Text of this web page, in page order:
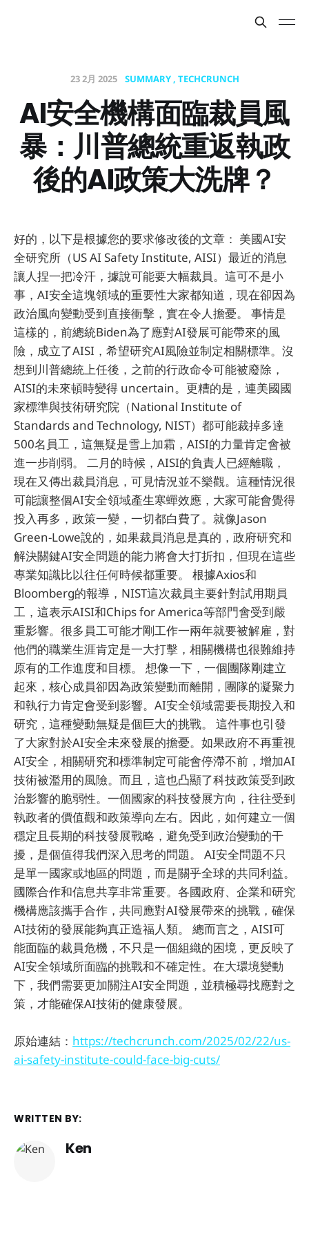
23 2月 2025 SUMMARY TECHCRUNCH
AI安全機構面臨裁員風
暴：川普總統重返執政
後的AI政策大洗牌？
好的，以下是根據您的要求修改後的文章： 美國AI安
全研究所（US AI Safety Institute, AISI）最近的消息
讓人捏一把冷汗，據說可能要大幅裁員。這可不是小
事，AI安全這塊領域的重要性大家都知道，現在卻因為
政治風向變動受到直接衝擊，實在令人擔憂。 事情是
這樣的，前總統Biden為了應對AI發展可能帶來的風
險，成立了AISI，希望研究AI風險並制定相關標準。沒
想到川普總統上任後，之前的行政命令可能被廢除，
AISI的未來頓時變得 uncertain。更糟的是，連美國國
家標準與技術研究院（National Institute of
Standards and Technology, NIST）都可能裁掉多達
500名員工，這無疑是雪上加霜，AISI的力量肯定會被
進一步削弱。 二月的時候，AISI的負責人已經離職，
現在又傳出裁員消息，可見情況並不樂觀。這種情況很
可能讓整個AI安全領域產生寒蟬效應，大家可能會覺得
投入再多，政策一變，一切都白費了。就像Jason
Green-Lowe說的，如果裁員消息是真的，政府研究和
解決關鍵AI安全問題的能力將會大打折扣，但現在這些
專業知識比以往任何時候都重要。 根據Axios和
Bloomberg的報導，NIST這次裁員主要針對試用期員
工，這表示AISI和Chips for America等部門會受到嚴
重影響。很多員工可能才剛工作一兩年就要被解雇，對
他們的職業生涯肯定是一大打擊，相關機構也很難維持
原有的工作進度和目標。 想像一下，一個團隊剛建立
起來，核心成員卻因為政策變動而離開，團隊的凝聚力
和執行力肯定會受到影響。AI安全領域需要長期投入和
研究，這種變動無疑是個巨大的挑戰。 這件事也引發
了大家對於AI安全未來發展的擔憂。如果政府不再重視
AI安全，相關研究和標準制定可能會停滯不前，增加AI
技術被濫用的風險。而且，這也凸顯了科技政策受到政
治影響的脆弱性。一個國家的科技發展方向，往往受到
執政者的價值觀和政策導向左右。因此，如何建立一個
穩定且長期的科技發展戰略，避免受到政治變動的干
擾，是個值得我們深入思考的問題。 AI安全問題不只
是單一國家或地區的問題，而是關乎全球的共同利益。
國際合作和信息共享非常重要。各國政府、企業和研究
機構應該攜手合作，共同應對AI發展帶來的挑戰，確保
AI技術的發展能夠真正造福人類。 總而言之，AISI可
能面臨的裁員危機，不只是一個組織的困境，更反映了
AI安全領域所面臨的挑戰和不確定性。在大環境變動
下，我們需要更加關注AI安全問題，並積極尋找應對之
策，才能確保AI技術的健康發展。
原始連結： https://techcrunch.com/2025/02/22/us-
ai-safety-institute-could-face-big-cuts/
WRITTEN BY:
Ken